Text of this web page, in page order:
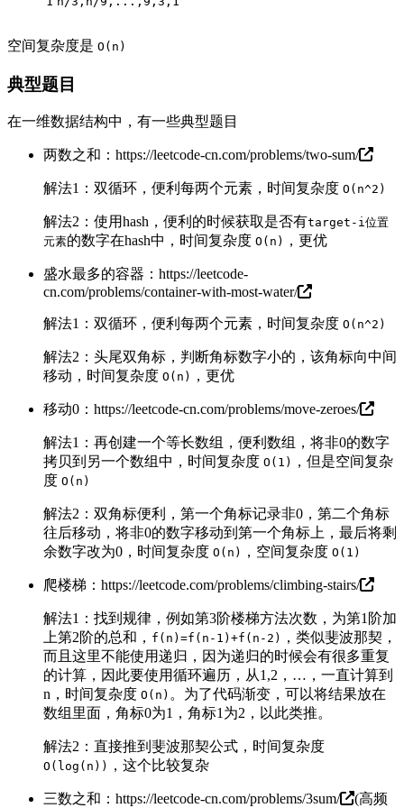
空间复杂度是 O(n)
典型题目
在一维数据结构中，有一些典型题目
两数之和： https://leetcode-cn.com/problems/two-sum/
解法1：双循环，便利每两个元素，时间复杂度 O(n^2)
解法2：使用hash，便利的时候获取是否有target-i位置
元素的数字在hash中，时间复杂度 O(n) ，更优
盛水最多的容器： https://leetcode-
cn.com/problems/container-with-most-water/
解法1：双循环，便利每两个元素，时间复杂度 O(n^2)
解法2：头尾双角标，判断角标数字小的，该角标向中间
移动，时间复杂度 O(n) ，更优
移动0： https://leetcode-cn.com/problems/move-zeroes/
解法1：再创建一个等长数组，便利数组，将非0的数字
拷贝到另一个数组中，时间复杂度 O(1)
，但是空间复杂
度 O(n)
解法2：双角标便利，第一个角标记录非0，第二个角标
往后移动，将非0的数字移动到第一个角标上，最后将剩
余数字改为0，时间复杂度 O(n) ，空间复杂度 O(1)
爬楼梯： https://leetcode.com/problems/climbing-stairs/
解法1：找到规律，例如第3阶楼梯方法次数，为第1阶加
上第2阶的总和， f(n)=f(n-1)+f(n-2)
，类似斐波那契，
而且这里不能使用递归，因为递归的时候会有很多重复
的计算，因此要使用循环遍历，从1,2，…，一直计算到
n，时间复杂度 O(n) 。为了代码渐变，可以将结果放在
数组里面，角标0为1，角标1为2，以此类推。
解法2：直接推到斐波那契公式，时间复杂度
O(log(n)) ，这个比较复杂
三数之和： https://leetcode-cn.com/problems/3sum/ (高频